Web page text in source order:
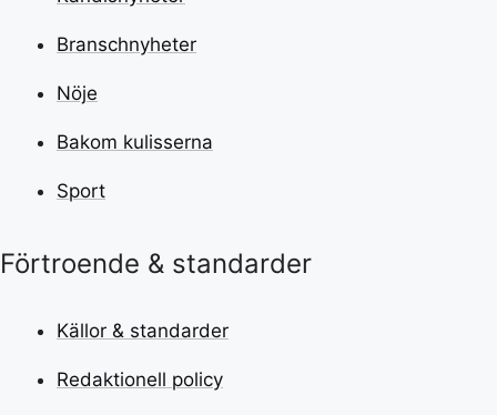
Branschnyheter
Nöje
Bakom kulisserna
Sport
Förtroende & standarder
Källor & standarder
Redaktionell policy